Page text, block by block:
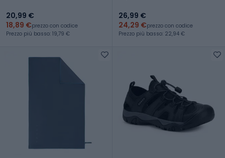
20,99 €
18,89 €prezzo con codice
Prezzo più basso: 19,79 €
26,99 €
24,29 €prezzo con codice
Prezzo più basso: 22,94 €